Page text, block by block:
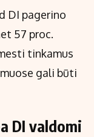
DI pagerino
57 proc.
tinkamus
gali būti
DI valdomi